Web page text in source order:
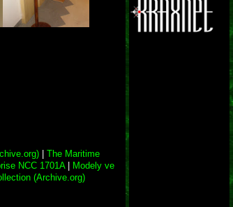
The Maritime
NCC 1701A|
Modely ve
(Archive.org)